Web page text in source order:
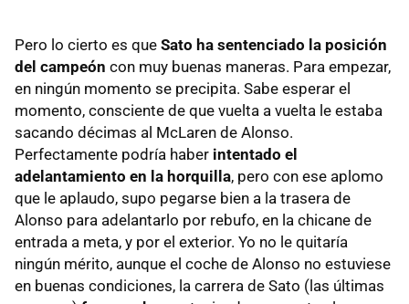
Pero lo cierto es que Sato ha sentenciado la posición
del campeón con muy buenas maneras. Para empezar,
en ningún momento se precipita. Sabe esperar el
momento, consciente de que vuelta a vuelta le estaba
sacando décimas al McLaren de Alonso.
Perfectamente podría haber intentado el
adelantamiento en la horquilla, pero con ese aplomo
que le aplaudo, supo pegarse bien a la trasera de
Alonso para adelantarlo por rebufo, en la chicane de
entrada a meta, y por el exterior. Yo no le quitaría
ningún mérito, aunque el coche de Alonso no estuviese
en buenas condiciones, la carrera de Sato (las últimas